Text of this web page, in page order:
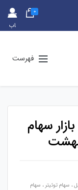
حس
اب
0
فهرست
سهام
، سهام توئیتر ، سهام